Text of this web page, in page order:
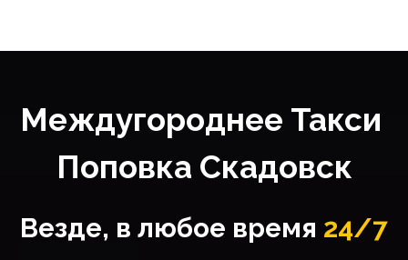
Междугороднее Такси
Поповка Скадовск
Везде, в любое время 24/7